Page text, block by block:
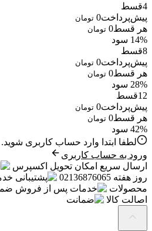
4قسط
پیش‌پرداخت0 تومان
هر قسط0 تومان
14% سود
8قسط
پیش‌پرداخت0 تومان
هر قسط0 تومان
28% سود
12قسط
پیش‌پرداخت0 تومان
هر قسط0 تومان
42% سود
لطفا ابتدا وارد حساب کاربری شوید.
ورود به حساب کاربری
ارسال سریع امکان تحویل اکسپرس
روز هفته 02136876065
محصولات
اصالت کالا